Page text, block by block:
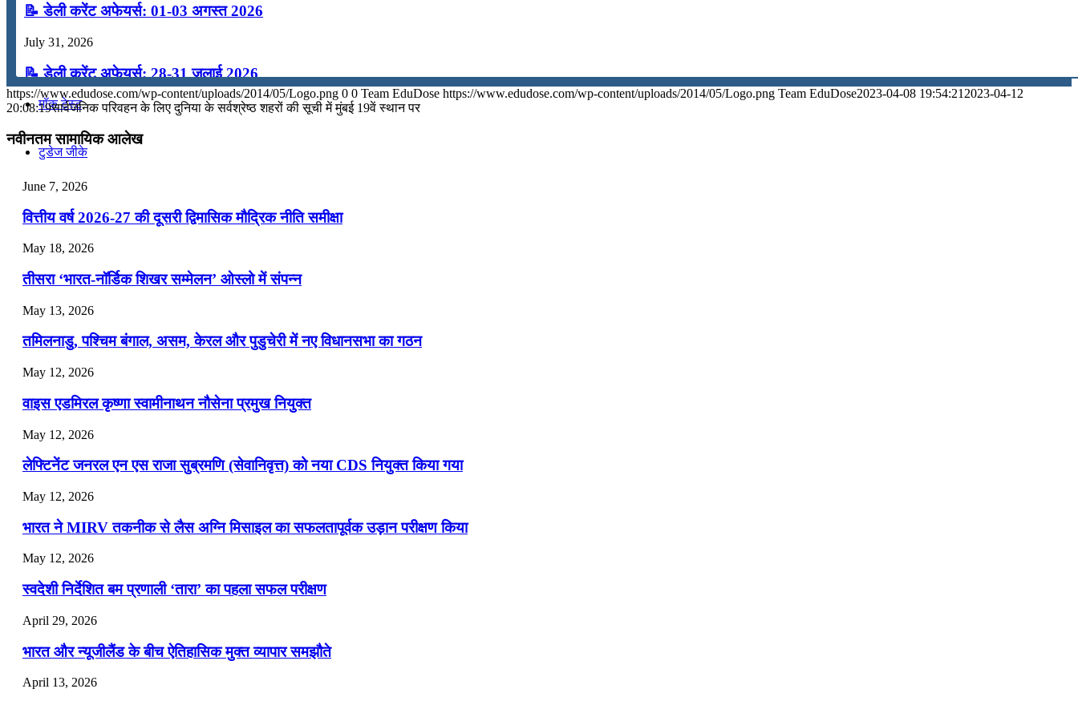
कंप्यूटर
मॉक टेस्ट
टुडेज जीके
📝 डेली करेंट अफेयर्स: 01-03 अगस्त 2026
July 31, 2026
📝 डेली करेंट अफेयर्स: 28-31 जुलाई 2026
July 28, 2026
📝 डेली करेंट अफेयर्स: 25-27 जुलाई 2026
📝 डेली करेंट अफेयर्स: 22-24 जुलाई 2026
July 22, 2026
📝 डेली करेंट अफेयर्स: 19-21 जुलाई 2026
July 19, 2026
📝 डेली करेंट अफेयर्स: 16-18 जुलाई 2026
July 16, 2026
📝 डेली करेंट अफेयर्स: 13-15 जुलाई 2026
https://www.edudose.com/wp-content/uploads/2014/05/Logo.png 0 0 Team EduDose https://www.edudose.com/wp-content/uploads/2014/05/Logo.png Team EduDose2023-04-08 19:54:21 2023-04-12
20:08:19सार्वजनिक परिवहन के लिए दुनिया के सर्वश्रेष्ठ शहरों की सूची में मुंबई 19वें स्थान पर
नवीनतम सामायिक आलेख
June 7, 2026
वित्तीय वर्ष 2026-27 की दूसरी द्विमासिक मौद्रिक नीति समीक्षा
May 18, 2026
तीसरा ‘भारत-नॉर्डिक शिखर सम्मेलन’ ओस्लो में संपन्न
May 13, 2026
तमिलनाडु, पश्चिम बंगाल, असम, केरल और पुडुचेरी में नए विधानसभा का गठन
May 12, 2026
वाइस एडमिरल कृष्णा स्वामीनाथन नौसेना प्रमुख नियुक्त
May 12, 2026
लेफ्टिनेंट जनरल एन एस राजा सुब्रमणि (सेवानिवृत्त) को नया CDS नियुक्त किया गया
May 12, 2026
भारत ने MIRV तकनीक से लैस अग्नि मिसाइल का सफलतापूर्वक उड़ान परीक्षण किया
May 12, 2026
स्वदेशी निर्देशित बम प्रणाली ‘तारा’ का पहला सफल परीक्षण
April 29, 2026
भारत और न्यूजीलैंड के बीच ऐतिहासिक मुक्त व्यापार समझौते
April 13, 2026